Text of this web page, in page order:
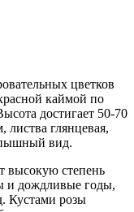
цветков
каймой по
достигает 50-70
листва глянцевая,
вид.
высокую степень
и дождливые годы,
Кустами розы